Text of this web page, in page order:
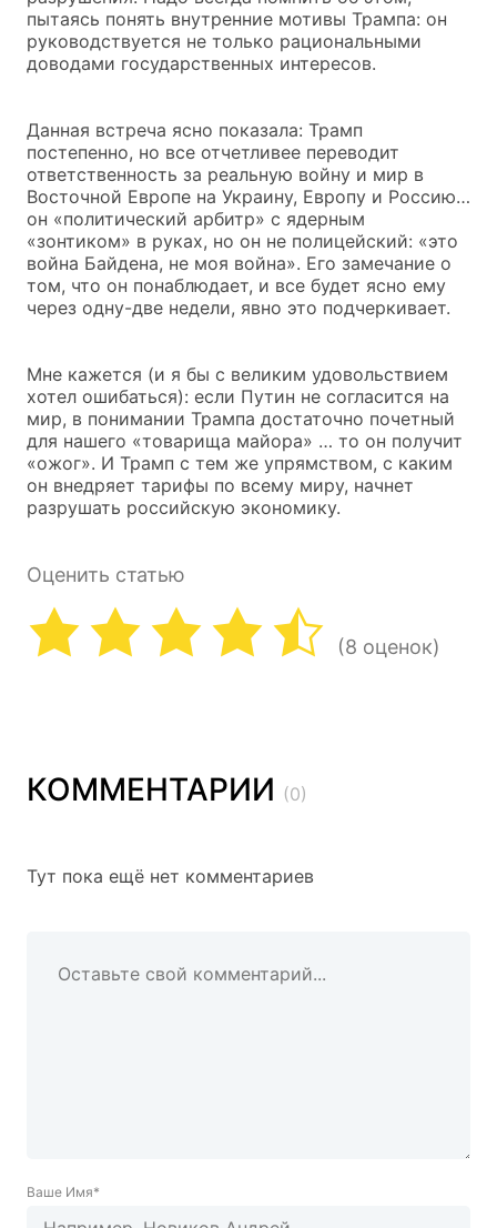
пытаясь понять внутренние мотивы Трампа: он
руководствуется не только рациональными
доводами государственных интересов.
Данная встреча ясно показала: Трамп
постепенно, но все отчетливее переводит
ответственность за реальную войну и мир в
Восточной Европе на Украину, Европу и Россию…
он «политический арбитр» с ядерным
«зонтиком» в руках, но он не полицейский: «это
война Байдена, не моя война». Его замечание о
том, что он понаблюдает, и все будет ясно ему
через одну-две недели, явно это подчеркивает.
Мне кажется (и я бы с великим удовольствием
хотел ошибаться): если Путин не согласится на
мир, в понимании Трампа достаточно почетный
для нашего «товарища майора» … то он получит
«ожог». И Трамп с тем же упрямством, с каким
он внедряет тарифы по всему миру, начнет
разрушать российскую экономику.
Оценить статью
(8 оценок)
КОММЕНТАРИИ (0)
Тут пока ещё нет комментариев
Ваше Имя*